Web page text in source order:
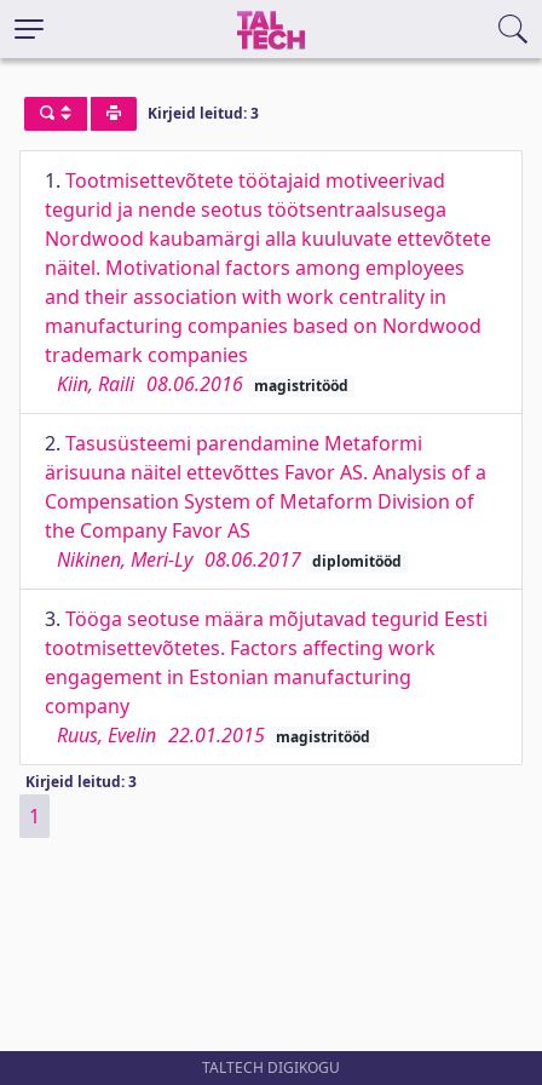
Kirjeid leitud: 3
1. Tootmisettevõtete töötajaid motiveerivad
tegurid ja nende seotus töötsentraalsusega
Nordwood kaubamärgi alla kuuluvate ettevõtete
näitel. Motivational factors among employees
and their association with work centrality in
manufacturing companies based on Nordwood
trademark companies
Kiin, Raili 08.06.2016 magistritööd
2. Tasusüsteemi parendamine Metaformi
ärisuuna näitel ettevõttes Favor AS. Analysis of a
Compensation System of Metaform Division of
the Company Favor AS
Nikinen, Meri-Ly 08.06.2017 diplomitööd
3. Tööga seotuse määra mõjutavad tegurid Eesti
tootmisettevõtetes. Factors affecting work
engagement in Estonian manufacturing
company
Ruus, Evelin 22.01.2015 magistritööd
Kirjeid leitud: 3
1
TALTECH DIGIKOGU